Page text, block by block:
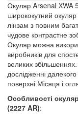
Окуляр Arsenal XWA
ширококутний
лінзам з повним
чудове контрастне
Окуляр можна
виробників для
великих
дослідженні
поверхні Місяця і
Особливості
(2227 AR):